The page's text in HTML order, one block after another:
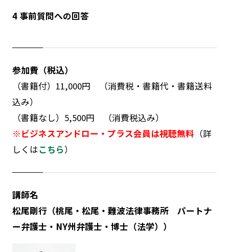
4 事前質問への回答
参加費（税込）
（書籍付）11,000円 （消費税・書籍代・書籍送料
込み）
（書籍なし）5,500円 （消費税込み）
※ビジネスアンドロー・プラス会員は視聴無料 （詳
しくはこちら）
講師名
松尾剛行（桃尾・松尾・難波法律事務所 パートナ
ー弁護士・NY州弁護士・博士（法学））